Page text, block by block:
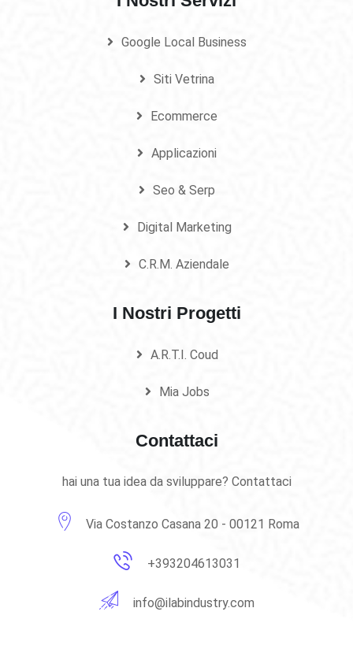
Google Local Business
Siti Vetrina
Ecommerce
Applicazioni
Seo & Serp
Digital Marketing
C.R.M. Aziendale
I Nostri Progetti
A.R.T.I. Coud
Mia Jobs
Contattaci
hai una tua idea da sviluppare? Contattaci
Via Costanzo Casana 20 - 00121 Roma
+393204613031
info@ilabindustry.com